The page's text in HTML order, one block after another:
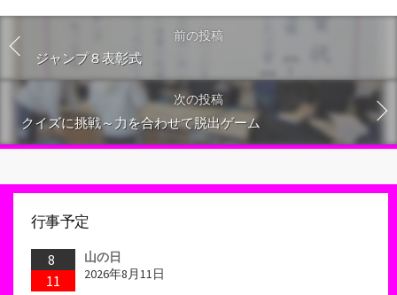
前の投稿
ジャンプ８表彰式
次の投稿
クイズに挑戦～力を合わせて脱出ゲーム
行事予定
8
11
山の日
2026年8月11日